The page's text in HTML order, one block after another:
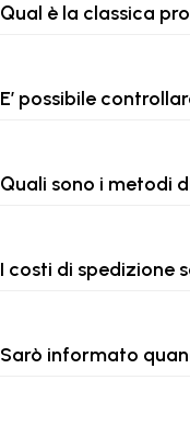
Qual è la classica
E’ possibile
Quali sono i metodi
I costi di spedizione
Sarò informato